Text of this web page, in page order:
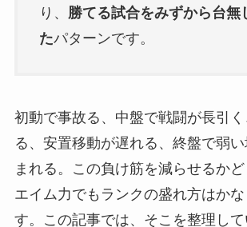
り、 勝てる試合をみずから台無
たパターンです。
初動で事故る、中盤で戦闘が長引
る、安置移動が遅れる、終盤で弱
まれる。この負け筋を減らせるか
エイム力でもランクの盛れ方はかな
す。この記事では、そこを整理して